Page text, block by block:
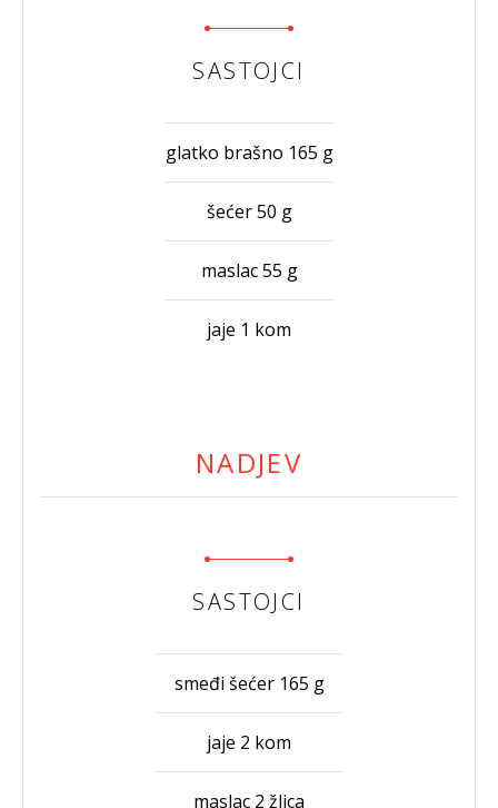
SASTOJCI
glatko brašno 165 g
šećer 50 g
maslac 55 g
jaje 1 kom
NADJEV
SASTOJCI
smeđi šećer 165 g
jaje 2 kom
maslac 2 žlica